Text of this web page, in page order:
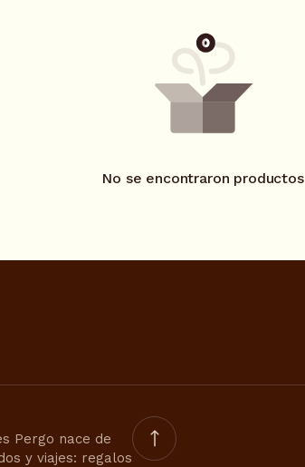
No se encontraron productos
Pergo nace de
y viajes: regalos